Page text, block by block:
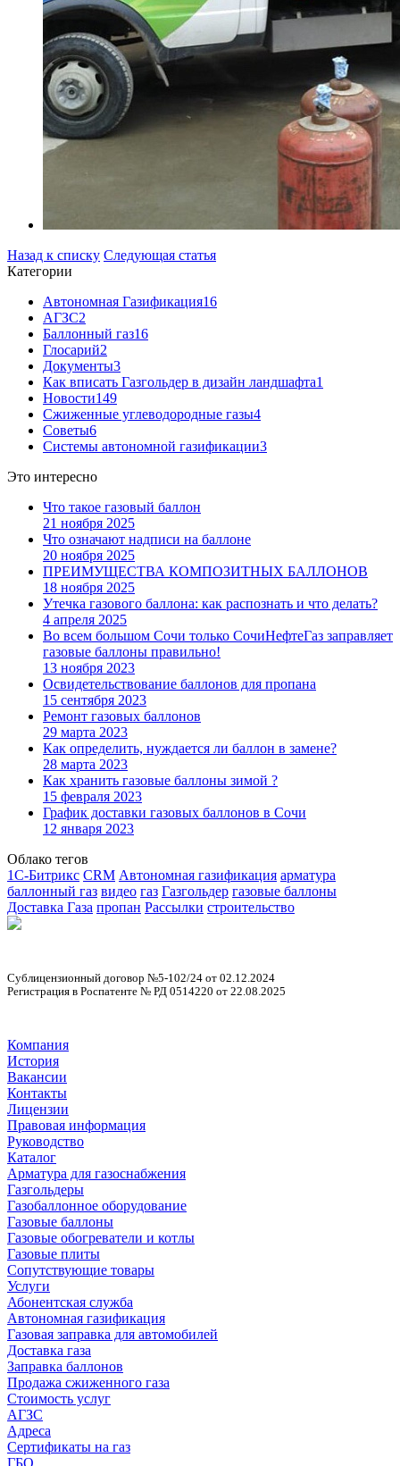
Назад к списку Следующая статья
Категории
Автономная Газификация16
АГЗС2
Баллонный газ16
Глосарий2
Документы3
Как вписать Газгольдер в дизайн ландшафта1
Новости149
Сжиженные углеводородные газы4
Советы6
Cистемы автономной газификации3
Это интересно
Что такое газовый баллон
21 ноября 2025
Что означают надписи на баллоне
20 ноября 2025
ПРЕИМУЩЕСТВА КОМПОЗИТНЫХ БАЛЛОНОВ
18 ноября 2025
Утечка газового баллона: как распознать и что делать?
4 апреля 2025
Во всем большом Сочи только СочиНефтеГаз заправляет
газовые баллоны правильно!
13 ноября 2023
Освидетельствование баллонов для пропана
15 сентября 2023
Ремонт газовых баллонов
29 марта 2023
Как определить, нуждается ли баллон в замене?
28 марта 2023
Как хранить газовые баллоны зимой ?
15 февраля 2023
График доставки газовых баллонов в Сочи
12 января 2023
Облако тегов
1С-Битрикс CRM Автономная газификация арматура
баллонный газ видео газ Газгольдер газовые баллоны
Доставка Газа пропан Рассылки строительство
Сублицензионный договор №5-102/24 от 02.12.2024
Регистрация в Роспатенте № РД 0514220 от 22.08.2025
Компания
История
Вакансии
Контакты
Лицензии
Правовая информация
Руководство
Каталог
Арматура для газоснабжения
Газгольдеры
Газобаллонное оборудование
Газовые баллоны
Газовые обогреватели и котлы
Газовые плиты
Сопутствующие товары
Услуги
Абонентская служба
Автономная газификация
Газовая заправка для автомобилей
Доставка газа
Заправка баллонов
Продажа сжиженного газа
Стоимость услуг
АГЗС
Адреса
Сертификаты на газ
ГБО